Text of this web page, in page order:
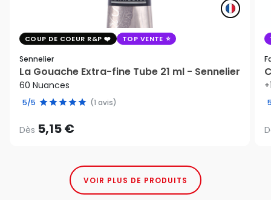
COUP DE COEUR R&P TOP VENTE
Sennelier
La Gouache Extra-fine Tube 21 ml - Sennelier
60 Nuances
5/5 (1 avis)
Dès 5,15 €
VOIR PLUS DE PRODUITS